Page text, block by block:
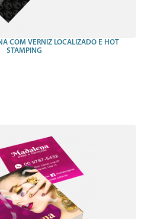
COM VERNIZ LOCALIZADO E HOT
STAMPING